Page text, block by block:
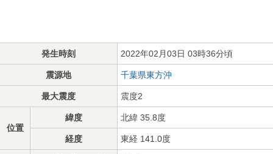
発生時刻 2022年02月03日 03時36分頃
震源地 千葉県東方沖
最大震度 震度2
位置
緯度 北緯 35.8度
経度 東経 141.0度